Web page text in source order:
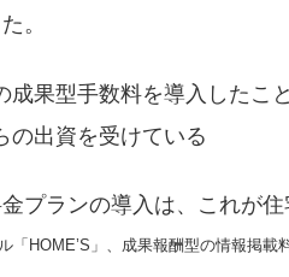
。
成果型手数料を導入したこと
の出資を受けている
プランの導入は、これが
「HOME’S」、成果報酬型の情報掲載